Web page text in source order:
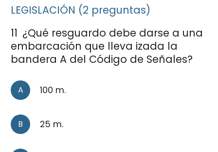
LEGISLACIÓN (2 preguntas)
11 ¿Qué resguardo debe darse a una
embarcación que lleva izada la
bandera A del Código de Señales?
A 100 m.
B 25 m.